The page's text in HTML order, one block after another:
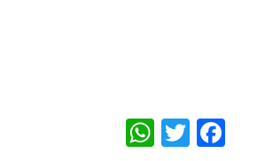
Facebook
Twitter
WhatsApp